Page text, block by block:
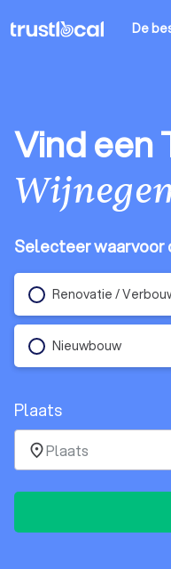
De
Vind een
Selecteer waarvoor
Renovatie /
Nieuwbouw
Plaats
place